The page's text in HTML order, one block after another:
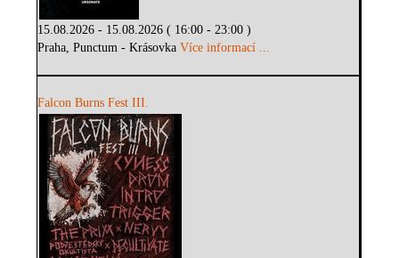
15.08.2026 - 15.08.2026 ( 16:00 - 23:00 )
Praha, Punctum - KrásovkaVíce informací ...
Falcon Burns Fest III.